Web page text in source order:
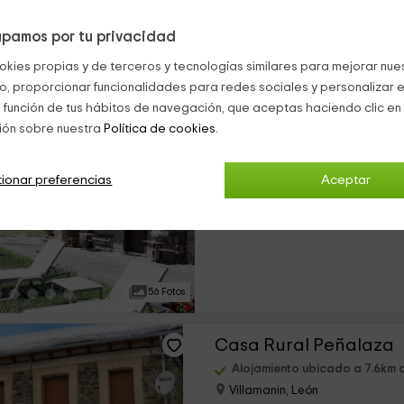
por tu privacidad
propias y de terceros y tecnologías similares para mejorar
proporcionar funcionalidades para redes sociales y personalizar
de tus hábitos de navegación, que aceptas haciendo clic
sobre nuestra Política de cookies.
Aceptar
preferencias
56 Fotos
La Quintana de Antón
0 opiniones
Casa Rural Peñalaza
Alojamiento ubicado a 7.6km
Villamanin, León